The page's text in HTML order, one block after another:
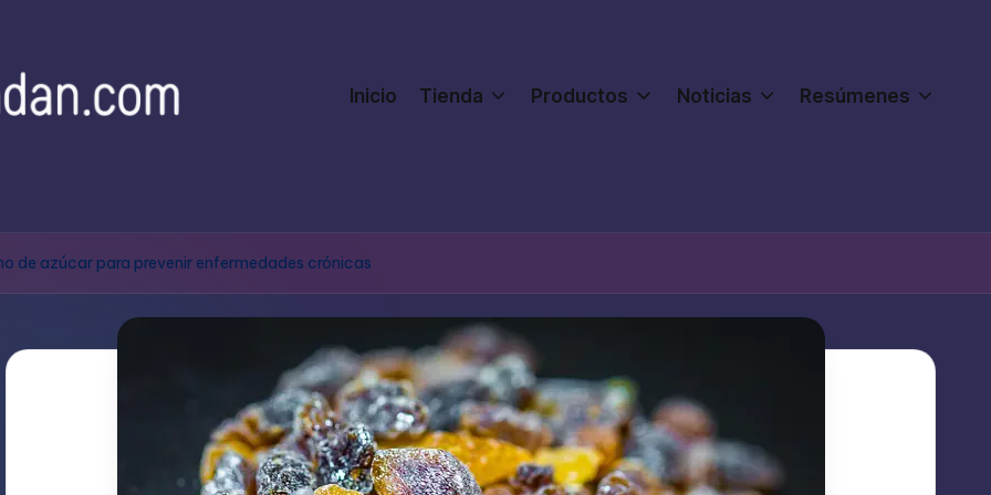
Inicio Tienda Productos Noticias Resúmenes
de azúcar para prevenir enfermedades crónicas